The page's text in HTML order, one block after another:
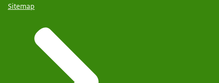
Sitemap